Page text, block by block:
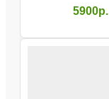
5900р.